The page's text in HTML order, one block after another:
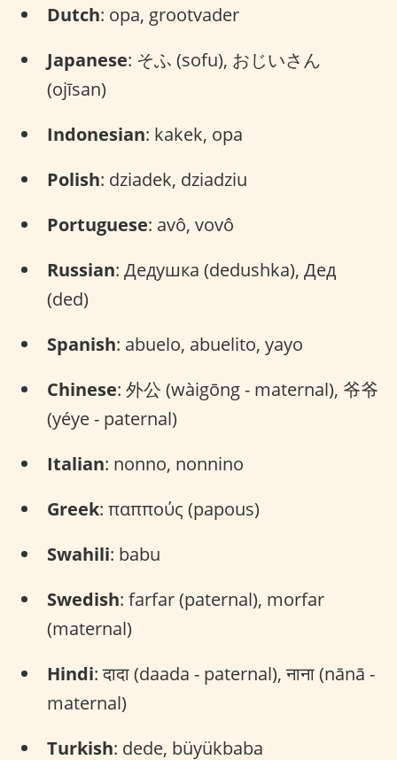
Dutch: opa, grootvader
Japanese: そふ (sofu), おじいさん
(ojīsan)
Indonesian: kakek, opa
Polish: dziadek, dziadziu
Portuguese: avô, vovô
Russian: Дедушка (dedushka), Дед
(ded)
Spanish: abuelo, abuelito, yayo
Chinese: 外公 (wàigōng - maternal), 爷爷
(yéye - paternal)
Italian: nonno, nonnino
Greek: παππούς (papous)
Swahili: babu
Swedish: farfar (paternal), morfar
(maternal)
Hindi: दादा (daada - paternal), नाना (nānā -
maternal)
Turkish: dede, büyükbaba